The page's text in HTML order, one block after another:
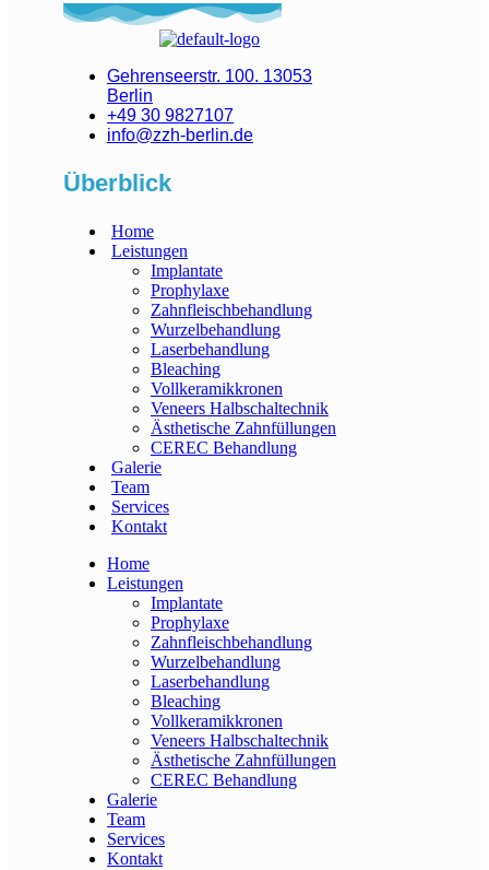
Gehrenseerstr. 100. 13053
Berlin
+49 30 9827107
info@zzh-berlin.de
Überblick
Home
Leistungen
Implantate
Prophylaxe
Zahnfleischbehandlung
Wurzelbehandlung
Laserbehandlung
Bleaching
Vollkeramikkronen
Veneers Halbschaltechnik
Ästhetische Zahnfüllungen
CEREC Behandlung
Galerie
Team
Services
Kontakt
Home
Leistungen
Implantate
Prophylaxe
Zahnfleischbehandlung
Wurzelbehandlung
Laserbehandlung
Bleaching
Vollkeramikkronen
Veneers Halbschaltechnik
Ästhetische Zahnfüllungen
CEREC Behandlung
Galerie
Team
Services
Kontakt